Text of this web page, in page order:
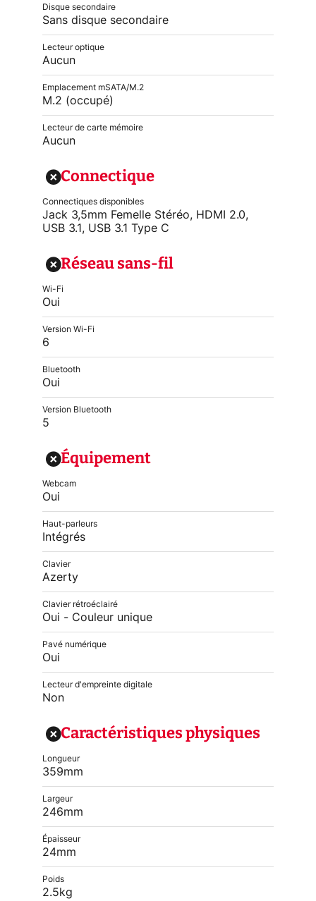
Disque secondaire
Sans disque secondaire
Lecteur optique
Aucun
Emplacement mSATA/M.2
M.2 (occupé)
Lecteur de carte mémoire
Aucun
Connectique
Connectiques disponibles
Jack 3,5mm Femelle Stéréo, HDMI 2.0,
USB 3.1, USB 3.1 Type C
Réseau sans-fil
Wi-Fi
Oui
Version Wi-Fi
6
Bluetooth
Oui
Version Bluetooth
5
Équipement
Webcam
Oui
Haut-parleurs
Intégrés
Clavier
Azerty
Clavier rétroéclairé
Oui - Couleur unique
Pavé numérique
Oui
Lecteur d'empreinte digitale
Non
Caractéristiques physiques
Longueur
359mm
Largeur
246mm
Épaisseur
24mm
Poids
2.5kg